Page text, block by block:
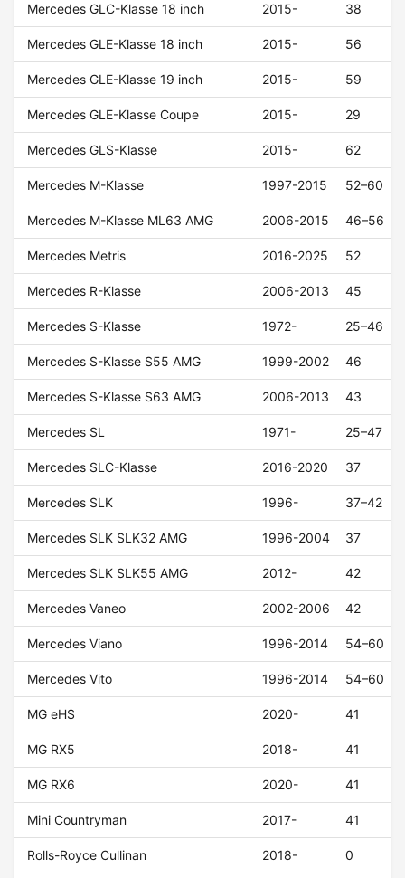
Mercedes GLC-Klasse 18 inch 2015- 38
Mercedes GLE-Klasse 18 inch 2015- 56
Mercedes GLE-Klasse 19 inch 2015- 59
Mercedes GLE-Klasse Coupe 2015- 29
Mercedes GLS-Klasse 2015- 62
Mercedes M-Klasse 1997-2015 52–60
Mercedes M-Klasse ML63 AMG 2006-2015 46–56
Mercedes Metris 2016-2025 52
Mercedes R-Klasse 2006-2013 45
Mercedes S-Klasse 1972- 25–46
Mercedes S-Klasse S55 AMG 1999-2002 46
Mercedes S-Klasse S63 AMG 2006-2013 43
Mercedes SL 1971- 25–47
Mercedes SLC-Klasse 2016-2020 37
Mercedes SLK 1996- 37–42
Mercedes SLK SLK32 AMG 1996-2004 37
Mercedes SLK SLK55 AMG 2012- 42
Mercedes Vaneo 2002-2006 42
Mercedes Viano 1996-2014 54–60
Mercedes Vito 1996-2014 54–60
MG eHS 2020- 41
MG RX5 2018- 41
MG RX6 2020- 41
Mini Countryman 2017- 41
Rolls-Royce Cullinan 2018- 0